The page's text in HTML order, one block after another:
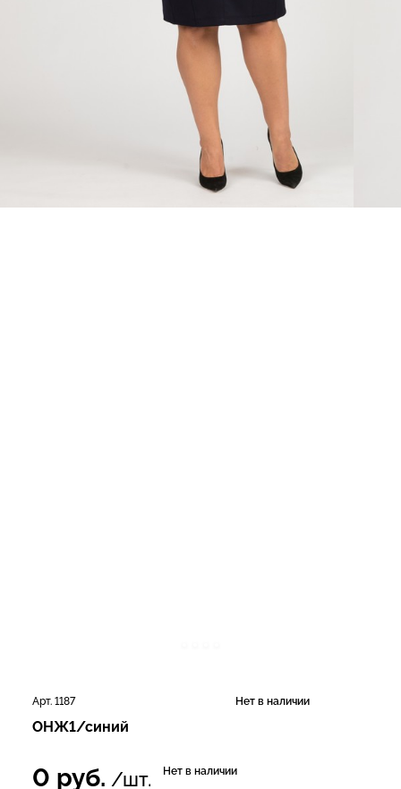
Арт. 1187 Нет в наличии
ОНЖ1/синий
0 руб. /шт. Нет в наличии